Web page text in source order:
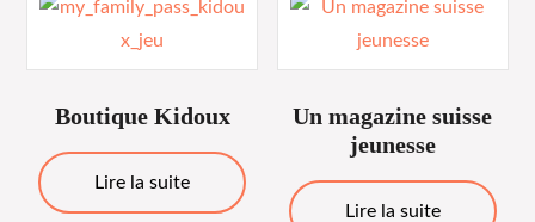
Boutique Kidoux
Lire la suite
Un magazine suisse
jeunesse
Lire la suite